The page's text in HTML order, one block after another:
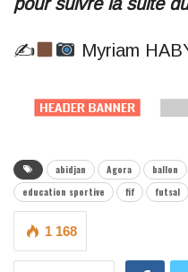
✍ Myriam
abidjan Agora ballon
education sportive
fif futsal
1 168